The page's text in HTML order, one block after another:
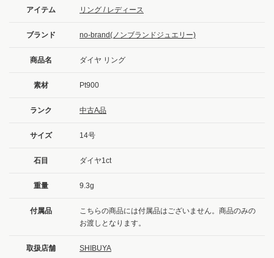
アイテム リング / レディース
ブランド no-brand(ノンブランドジュエリー)
商品名 ダイヤ リング
素材 Pt900
ランク 中古A品
サイズ 14号
石目 ダイヤ1ct
重量 9.3g
付属品
こちらの商品には付属品はございません。商品のみの
お渡しとなります。
取扱店舗 SHIBUYA